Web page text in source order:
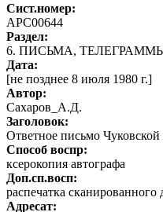
Сист.номер:
АРС00644
Раздел:
6. ПИСЬМА,
Дата:
[не позднее 8 июля 1980 г.]
Автор:
Сахаров_А.Д.
Заголовок:
Ответное письмо
Способ воспр:
ксерокопия автографа
Доп.сп.восп:
распечатка сканированного
Адресат: